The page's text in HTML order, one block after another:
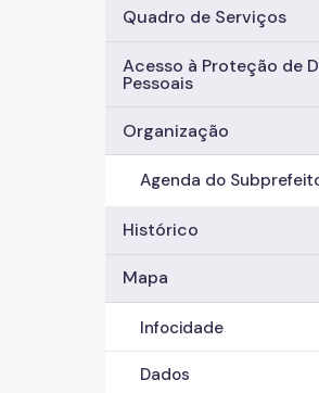
Quadro de Serviços
Acesso à Proteção de
Pessoais
Organização
Agenda do
Histórico
Mapa
Infocidade
Dados